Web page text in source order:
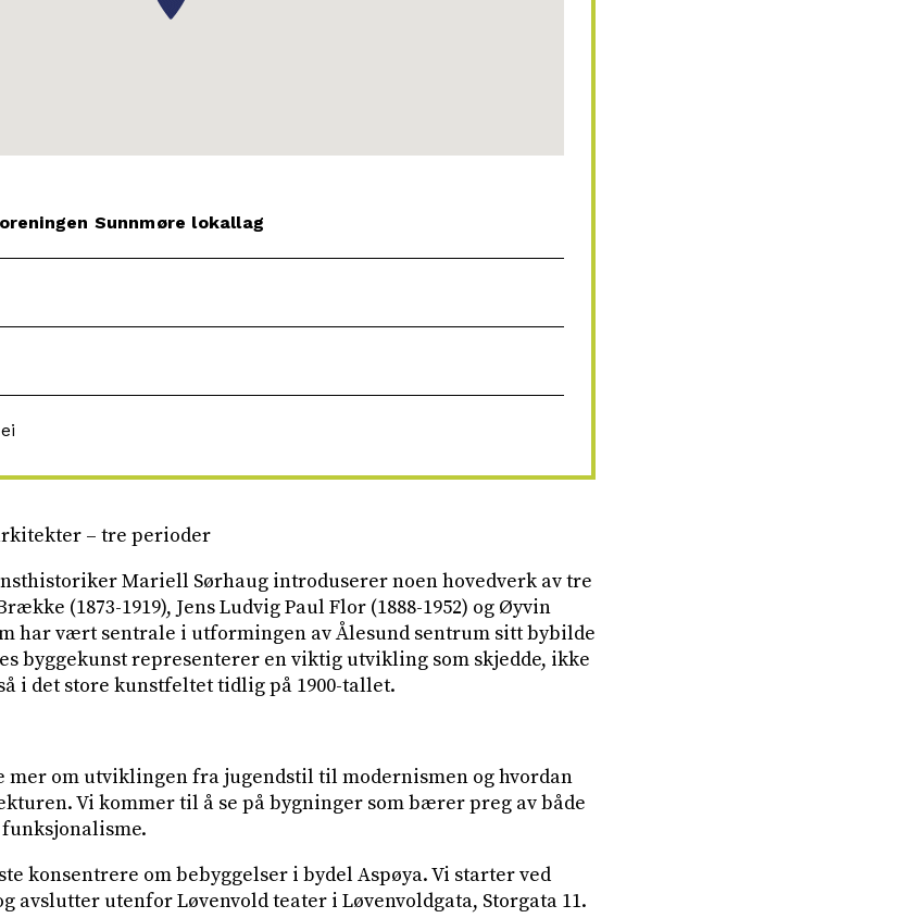
Sunnmøre lokallag
– tre perioder
Mariell Sørhaug introduserer noen hovedverk av tre
(1873-1919), Jens Ludvig Paul Flor (1888-1952) og Øyvin
har vært sentrale i utformingen av Ålesund sentrum sitt bybilde
byggekunst representerer en viktig utvikling som skjedde, ikke
i det store kunstfeltet tidlig på 1900-tallet.
om utviklingen fra jugendstil til modernismen og hvordan
Vi kommer til å se på bygninger som bærer preg av både
konsentrere om bebyggelser i bydel Aspøya. Vi starter ved
avslutter utenfor Løvenvold teater i Løvenvoldgata, Storgata 11.